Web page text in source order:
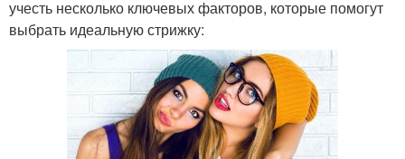
учесть несколько ключевых факторов, которые помогут
выбрать идеальную стрижку: